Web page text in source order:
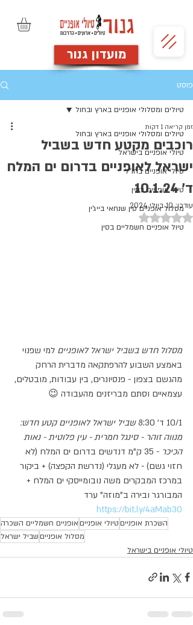
מועדון גנור
פוסט
טיולים ומסלולי אופניים בארץ ובחול
טיולי אופניים בישראל
טיולי אופניים בחו"ל
טיול אופניים בסין
מסלול אופניים סין שנחאי בייג'ין
טיול אופניים חשמליים בסין
טיולים ומסלולי אופניים בארץ ובחול
רוכבים מקטע חדש בשביל
ישראל לאופניים בדרום ים המלח
ד' 10.1.24
זמן קריאה 1 דקות
עודכן:10 ביולי 2024
דירוג של NaN מתוך 5 כוכבים
מסלול חדש בשביל ישראל לאופניים למי שפנוי
באמצע השבוע להרפתקאה מדברית הרחק
מהגשם בצפון - פנסיונרים, בין עבודות, מובטלים,
עצמאיים וסתם מבריזנים מהעבודה 😉
10/1 ד' 8:30
שביל ישראל לאופניים קטע חדש:
מנווה זוהר - סינגל חמרית - עין פלוטית - נאות
הכיכר
- 35 ק"מ דנדשים בדרום ים המלח (לא
חזוי גשם) - לא מעגלי (נדרשת הקפצה) + ביקור
במרכז המבקרים משה נובומייסקי ים המלח +
המבורגר ובירה ב"מוזה" ערד
https://bit.ly/4aMab3O
השכרת אופנייםטיולי אופנייםאופניים חשמליים השכרה
מסלול אופנייםשביל ישראל
טיולי אופניים בישראל